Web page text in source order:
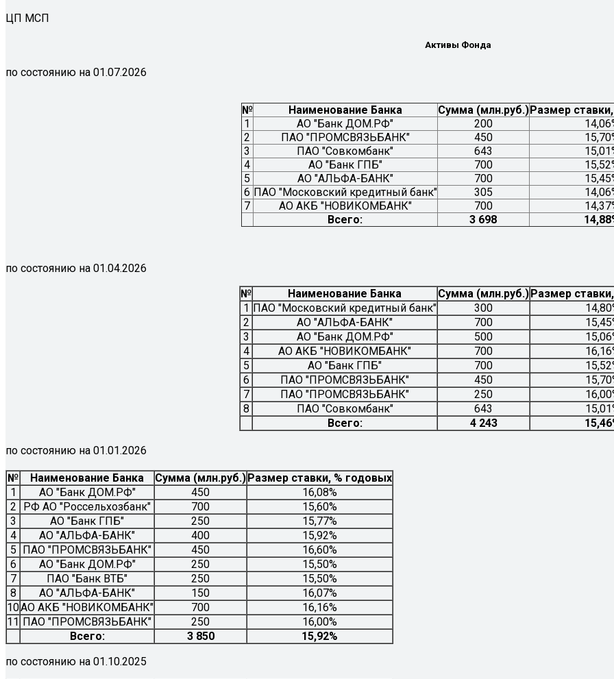
ЦП МСП
Активы Фонда
по состоянию на 01.07.2026
№ Наименование Банка Сумма (млн.руб.)Размер
1
АО "Банк ДОМ.РФ" 200
2
ПАО "ПРОМСВЯЗЬБАНК" 450
3
ПАО "Совкомбанк" 643
4
АО "Банк ГПБ" 700
5
АО "АЛЬФА-БАНК" 700
6 ПАО "Московский кредитный банк" 305
7
АО АКБ "НОВИКОМБАНК" 700
Всего:
3 698
по состоянию на 01.04.2026
№
Наименование Банка Сумма (млн.руб.)Размер
1 ПАО "Московский кредитный банк" 300
2
АО "АЛЬФА-БАНК" 700
3
АО "Банк ДОМ.РФ" 500
4
АО АКБ "НОВИКОМБАНК" 700
5
АО "Банк ГПБ" 700
6
ПАО "ПРОМСВЯЗЬБАНК" 450
7
ПАО "ПРОМСВЯЗЬБАНК" 250
8
ПАО "Совкомбанк" 643
Всего:
4 243
по состоянию на 01.01.2026
№ Наименование Банка Сумма (млн.руб.)Размер ставки, % годовых
1
АО "Банк ДОМ.РФ" 450
16,08%
2
РФ АО "Россельхозбанк" 700
15,60%
3
АО "Банк ГПБ" 250
15,77%
4
АО "АЛЬФА-БАНК" 400
15,92%
5 ПАО "ПРОМСВЯЗЬБАНК" 450
16,60%
6
АО "Банк ДОМ.РФ" 250
15,50%
7
ПАО "Банк ВТБ" 250
15,50%
8
АО "АЛЬФА-БАНК" 150
16,07%
10АО АКБ "НОВИКОМБАНК" 700
16,16%
11 ПАО "ПРОМСВЯЗЬБАНК" 250
16,00%
Всего:
3 850
15,92%
по состоянию на 01.10.2025